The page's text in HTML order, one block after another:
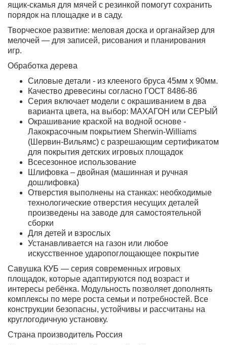
ящик-скамья для мячей с резинкой помогут сохранить
порядок на площадке и в саду.
Творческое развитие: меловая доска и органайзер для
мелочей — для записей, рисования и планирования
игр.
Обработка дерева
Силовые детали - из клееного бруса 45мм х 90мм.
Качество древесины согласно ГОСТ 8486-86
Серия включает модели с окрашиванием в два
варианта цвета, на выбор: МАХАГОН или СЕРЫЙ
Окрашивание краской на водной основе -
Лакокрасочным покрытием Sherwin-Williams
(Шервин-Вильямс) с разрешающим сертификатом
для покрытия детских игровых площадок
Всесезонное использование
Шлифовка – двойная (машинная и ручная
дошлифовка)
Отверстия выполнены на станках: необходимые
технологические отверстия несущих деталей
произведены на заводе для самостоятельной
сборки
Для детей и взрослых
Устанавливается на газон или любое
искусственное ударопоглощающее покрытие
Савушка КУБ — серия современных игровых
площадок, которые адаптируются под возраст и
интересы ребёнка. Модульность позволяет дополнять
комплексы по мере роста семьи и потребностей. Все
конструкции безопасны, устойчивы и рассчитаны на
круглогодичную установку.
Страна производитель Россия